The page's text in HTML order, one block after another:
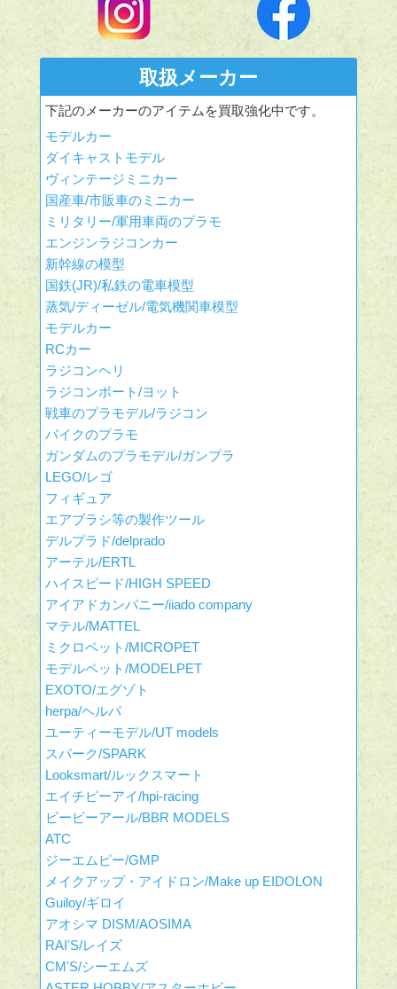
取扱メーカー
下記のメーカーのアイテムを買取強化中です。
モデルカー
ダイキャストモデル
ヴィンテージミニカー
国産車/市販車のミニカー
ミリタリー/軍用車両のプラモ
エンジンラジコンカー
新幹線の模型
国鉄(JR)/私鉄の電車模型
蒸気/ディーゼル/電気機関車模型
モデルカー
RCカー
ラジコンヘリ
ラジコンボート/ヨット
戦車のプラモデル/ラジコン
バイクのプラモ
ガンダムのプラモデル/ガンプラ
LEGO/レゴ
フィギュア
エアブラシ等の製作ツール
デルプラド/delprado
アーテル/ERTL
ハイスピード/HIGH SPEED
アイアドカンパニー/iiado company
マテル/MATTEL
ミクロペット/MICROPET
モデルペット/MODELPET
EXOTO/エグゾト
herpa/ヘルパ
ユーティーモデル/UT models
スパーク/SPARK
Looksmart/ルックスマート
エイチピーアイ/hpi-racing
ビービーアール/BBR MODELS
ATC
ジーエムピー/GMP
メイクアップ・アイドロン/Make up EIDOLON
Guiloy/ギロイ
アオシマ DISM/AOSIMA
RAI'S/レイズ
CM'S/シーエムズ